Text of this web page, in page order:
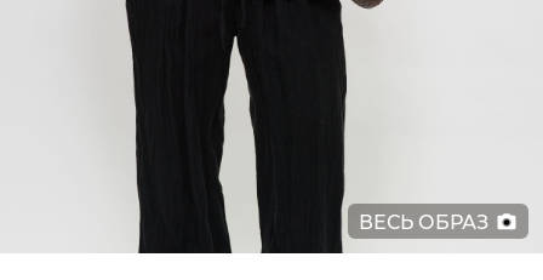
ВЕСЬ ОБРАЗ
Кардиганы
Комплекты
Лонгсливы